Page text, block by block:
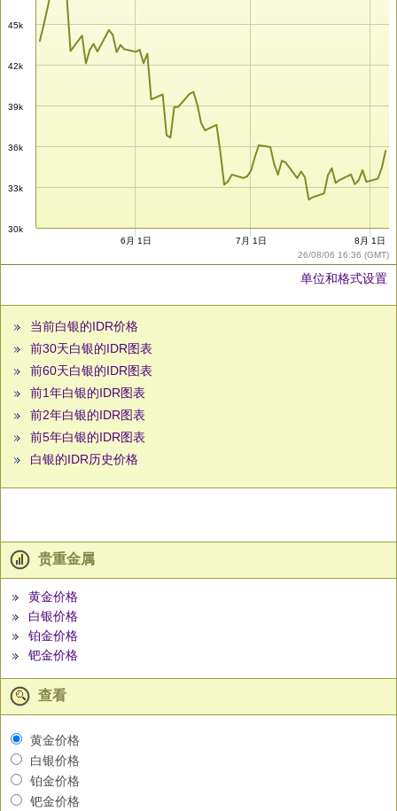
26/08/06 16:36 (GMT)
30k
33k
36k
39k
42k
45k
6月 1日 7月 1日 8月 1日
单位和格式设置
当前白银的IDR价格
前30天白银的IDR图表
前60天白银的IDR图表
前1年白银的IDR图表
前2年白银的IDR图表
前5年白银的IDR图表
白银的IDR历史价格
贵重金属
黄金价格
白银价格
铂金价格
钯金价格
查看
黄金价格
白银价格
铂金价格
钯金价格